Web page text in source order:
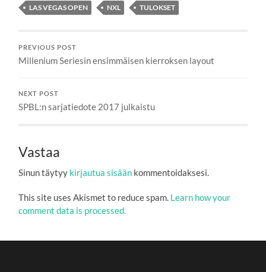
LAS VEGAS OPEN NXL TULOKSET
PREVIOUS POST
Millenium Seriesin ensimmäisen kierroksen layout
NEXT POST
SPBL:n sarjatiedote 2017 julkaistu
Vastaa
Sinun täytyy kirjautua sisään kommentoidaksesi.
This site uses Akismet to reduce spam. Learn how your
comment data is processed.